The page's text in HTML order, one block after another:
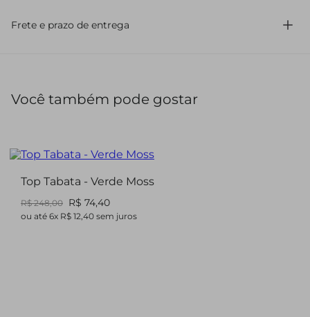
Frete e prazo de entrega
Você também pode gostar
Top Tabata - Verde Moss
R$ 248,00 R$ 74,40
ou até 6x R$ 12,40 sem juros